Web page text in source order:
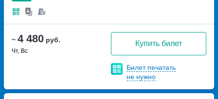
~ 4 480 руб.
Чт, Вс
Купить билет
Билет печатать
не нужно